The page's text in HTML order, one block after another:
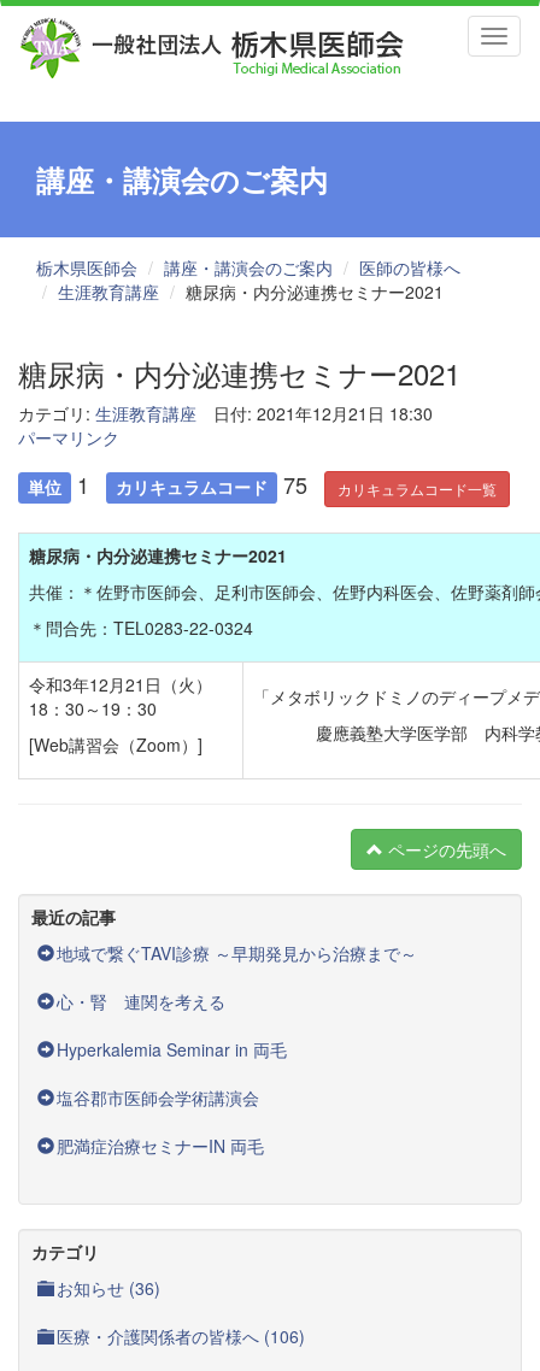
講座・講演会のご案内
栃木県医師会 講座・講演会のご案内
医師の皆様へ
生涯教育講座
糖尿病・内分泌連携セミナー2021
糖尿病・内分泌連携セミナー2021
カテゴリ: 生涯教育講座
日付: 2021年12月21日 18:30
パーマリンク
単位 1 カリキュラムコード 75 カリキュラムコード一覧
糖尿病・内分泌連携セミナー2021
共催：＊佐野市医師会、足利市医師会、佐野内科医会、佐野薬剤
＊問合先：TEL0283-22-0324
令和3年12月21日（火）
18：30～19：30
[Web講習会（Zoom）]
「メタボリックドミノのディープメ
慶應義塾大学医学部 内
ページの先頭へ
最近の記事
地域で繋ぐTAVI診療 ～早期発見から治療まで～
心・腎 連関を考える
Hyperkalemia Seminar in 両毛
塩谷郡市医師会学術講演会
肥満症治療セミナーIN 両毛
カテゴリ
お知らせ (36)
医療・介護関係者の皆様へ (106)